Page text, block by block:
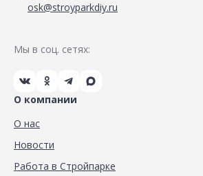
osk@stroyparkdiy.ru
Мы в соц. сетях:
О компании
О нас
Новости
Работа в Стройпарке